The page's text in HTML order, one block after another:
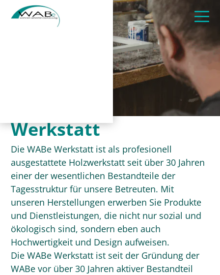
Werkstatt
Die WABe Werkstatt ist als profesionell
ausgestattete Holzwerkstatt seit über 30 Jahren
einer der wesentlichen Bestandteile der
Tagesstruktur für unsere Betreuten. Mit
unseren Herstellungen erwerben Sie Produkte
und Dienstleistungen, die nicht nur sozial und
ökologisch sind, sondern eben auch
Hochwertigkeit und Design aufweisen.
Die WABe Werkstatt ist seit der Gründung der
WABe vor über 30 Jahren aktiver Bestandteil